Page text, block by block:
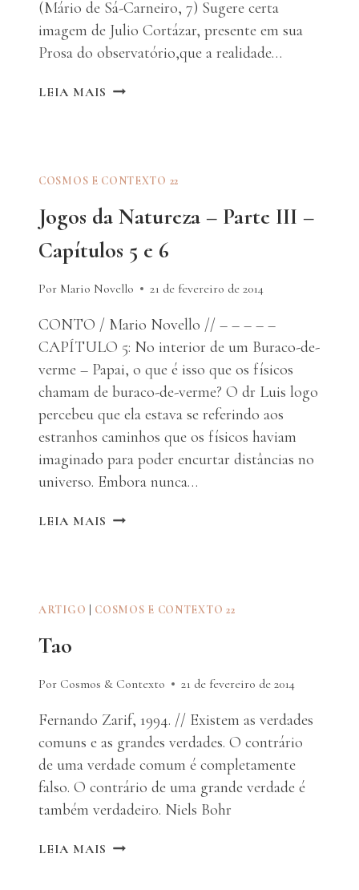
(Mário de Sá-Carneiro, 7) Sugere certa
imagem de Julio Cortázar, presente em sua
Prosa do observatório,que a realidade…
LEIA MAIS TODO
BARQUINHOS
PAPEL:
LIMIAR
COM
ROSA
CORTÁZAR
COSMOS E CONTEXTO 22
Jogos da Natureza – Parte III –
Capítulos 5 e 6
Por Mario Novello 21 de fevereiro de 2014
CONTO / Mario Novello // – – – – –
CAPÍTULO 5: No interior de um Buraco-de-
verme – Papai, o que é isso que os físicos
chamam de buraco-de-verme? O dr Luis logo
percebeu que ela estava se referindo aos
estranhos caminhos que os físicos haviam
imaginado para poder encurtar distâncias no
universo. Embora nunca…
LEIA MAIS JOGOS
III
E
ARTIGO COSMOS E CONTEXTO 22
Tao
Por Cosmos & Contexto 21 de fevereiro de 2014
Fernando Zarif, 1994. // Existem as verdades
comuns e as grandes verdades. O contrário
de uma verdade comum é completamente
falso. O contrário de uma grande verdade é
também verdadeiro. Niels Bohr
LEIA MAIS TAO